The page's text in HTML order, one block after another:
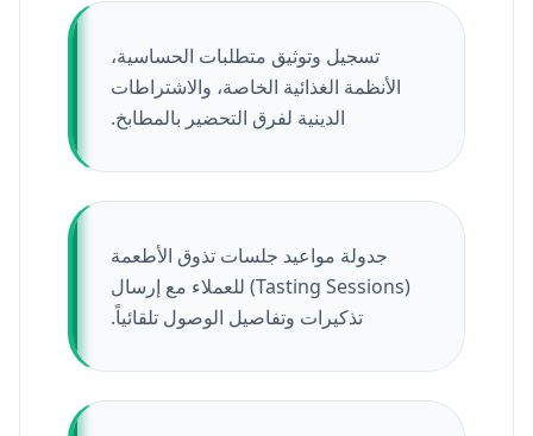
تسجيل وتوثيق متطلبات الحساسية،
الأنظمة الغذائية الخاصة، والاشتراطات
الدينية لفرق التحضير بالمطابخ.
جدولة مواعيد جلسات تذوق الأطعمة
(Tasting Sessions) للعملاء مع إرسال
تذكيرات وتفاصيل الوصول تلقائياً.